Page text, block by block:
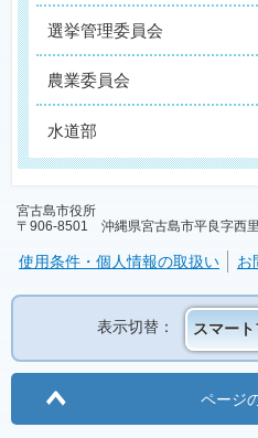
選挙管理委員会
農業委員会
水道部
宮古島市役所
〒906-8501 沖縄県宮古島市平良字西
使用条件・個人情報の取扱い お
表示切替： スマー
ページ